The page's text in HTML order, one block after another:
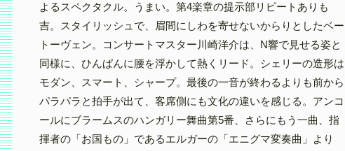
よるスペクタクル。うまい。第4楽章の提示部リピートありも
吉。スタイリッシュで、眉間にしわを寄せないからりとしたベー
トーヴェン。コンサートマスター川崎洋介は、N響で見せる姿と
同様に、ひんぱんに腰を浮かして熱くリード。シェリーの造形は
モダン、スマート、シャープ。最後の一音が終わるよりも前から
パラパラと拍手が出て、客席側にも文化の違いを感じる。アンコ
ールにブラームスのハンガリー舞曲第5番、さらにもう一曲、指
揮者の「お国もの」であるエルガーの「エニグマ変奏曲」より